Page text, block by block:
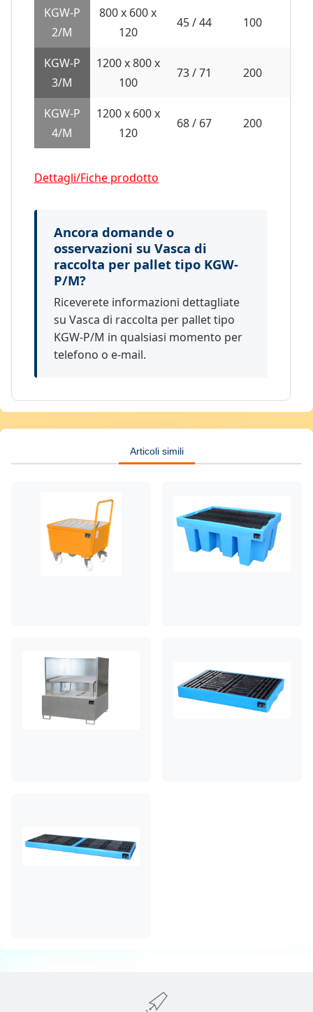
KGW-P
2/M
800 x 600 x
120
45 / 44 100
KGW-P
3/M
1200 x 800 x
100
73 / 71 200
KGW-P
4/M
1200 x 600 x
120
68 / 67 200
Dettagli/Fiche prodotto
Ancora domande o
osservazioni su Vasca di
raccolta per pallet tipo KGW-
P/M?
Riceverete informazioni dettagliate
su Vasca di raccolta per pallet tipo
KGW-P/M in qualsiasi momento per
telefono o e-mail.
Articoli simili